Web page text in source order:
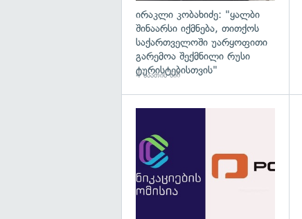
ირაკლი კობახიძე: "ყალბი
შინაარსი იქმნება, თითქოს
საქართველოში უარყოფითი
გარემოა შექმნილი რუსი
ტურისტებისთვის"
4 საათის წინ